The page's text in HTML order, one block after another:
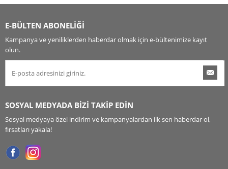
E-BÜLTEN ABONELİĞİ
Kampanya ve yeniliklerden haberdar olmak için e-bültenimize kayıt
olun.
SOSYAL MEDYADA BİZİ TAKİP EDİN
Sosyal medyaya özel indirim ve kampanyalardan ilk sen haberdar ol,
fırsatları yakala!